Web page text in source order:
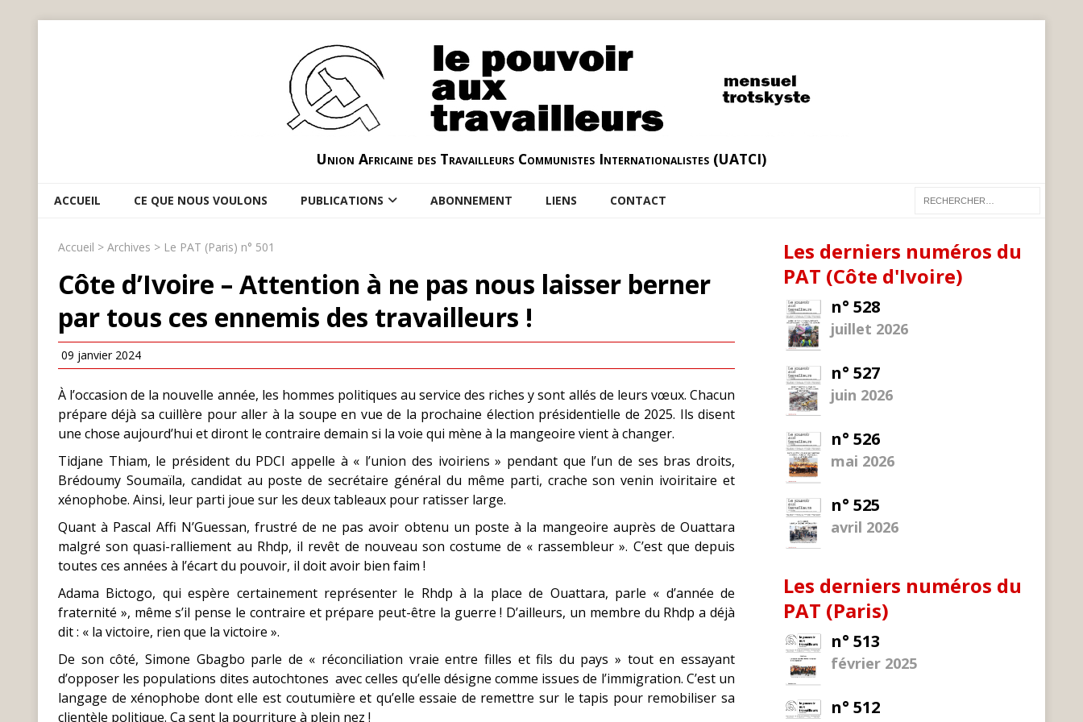
Union Africaine des Travailleurs Communistes Internationalistes (UATCI)
ACCUEIL CE QUE NOUS VOULONS PUBLICATIONS ABONNEMENT LIENS CONTACT
Accueil > Archives > Le PAT (Paris) n° 501
Côte d’Ivoire – Attention à ne pas nous laisser berner
par tous ces ennemis des travailleurs !
09 janvier 2024
À l’occasion de la nouvelle année, les hommes politiques au service des riches y sont allés de leurs vœux. Chacun
prépare déjà sa cuillère pour aller à la soupe en vue de la prochaine élection présidentielle de 2025. Ils disent
une chose aujourd’hui et diront le contraire demain si la voie qui mène à la mangeoire vient à changer.
Tidjane Thiam, le président du PDCI appelle à « l’union des ivoiriens » pendant que l’un de ses bras droits,
Brédoumy Soumaïla, candidat au poste de secrétaire général du même parti, crache son venin ivoiritaire et
xénophobe. Ainsi, leur parti joue sur les deux tableaux pour ratisser large.
Quant à Pascal Affi N’Guessan, frustré de ne pas avoir obtenu un poste à la mangeoire auprès de Ouattara
malgré son quasi-ralliement au Rhdp, il revêt de nouveau son costume de « rassembleur ». C’est que depuis
toutes ces années à l’écart du pouvoir, il doit avoir bien faim !
Adama Bictogo, qui espère certainement représenter le Rhdp à la place de Ouattara, parle « d’année de
fraternité », même s’il pense le contraire et prépare peut-être la guerre ! D’ailleurs, un membre du Rhdp a déjà
dit : « la victoire, rien que la victoire ».
De son côté, Simone Gbagbo parle de « réconciliation vraie entre filles et fils du pays » tout en essayant
d’opposer les populations dites autochtones avec celles qu’elle désigne comme issues de l’immigration. C’est un
langage de xénophobe dont elle est coutumière et qu’elle essaie de remettre sur le tapis pour remobiliser sa
clientèle politique. Ça sent la pourriture à plein nez !
Les derniers numéros du
PAT (Côte d'Ivoire)
n° 528
juillet 2026
n° 527
juin 2026
n° 526
mai 2026
n° 525
avril 2026
Les derniers numéros du
PAT (Paris)
n° 513
février 2025
n° 512